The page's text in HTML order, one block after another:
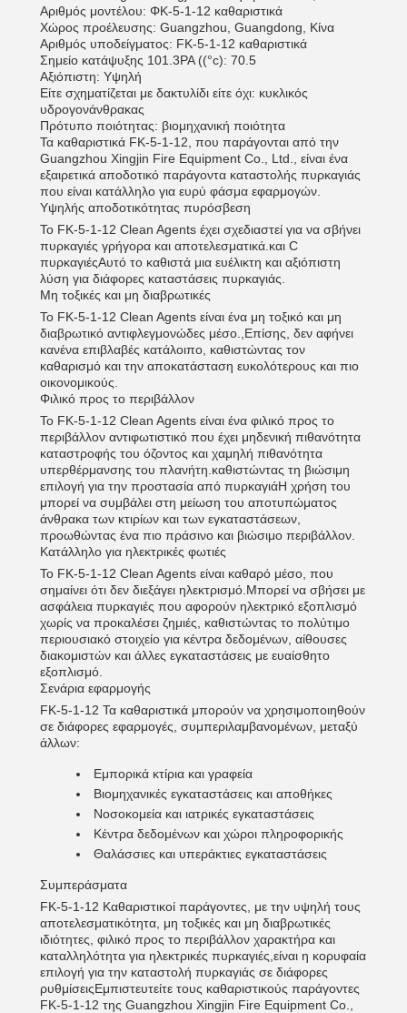
Αριθμός μοντέλου: ΦΚ-5-1-12 καθαριστικά
Χώρος προέλευσης: Guangzhou, Guangdong, Κίνα
Αριθμός υποδείγματος: FK-5-1-12 καθαριστικά
Σημείο κατάψυξης 101.3PA ((°c): 70.5
Αξιόπιστη: Υψηλή
Είτε σχηματίζεται με δακτυλίδι είτε όχι: κυκλικός
υδρογονάνθρακας
Πρότυπο ποιότητας: βιομηχανική ποιότητα
Τα καθαριστικά FK-5-1-12, που παράγονται από την
Guangzhou Xingjin Fire Equipment Co., Ltd., είναι ένα
εξαιρετικά αποδοτικό παράγοντα καταστολής πυρκαγιάς
που είναι κατάλληλο για ευρύ φάσμα εφαρμογών.
Υψηλής αποδοτικότητας πυρόσβεση
Το FK-5-1-12 Clean Agents έχει σχεδιαστεί για να σβήνει
πυρκαγιές γρήγορα και αποτελεσματικά.και C
πυρκαγιέςΑυτό το καθιστά μια ευέλικτη και αξιόπιστη
λύση για διάφορες καταστάσεις πυρκαγιάς.
Μη τοξικές και μη διαβρωτικές
Το FK-5-1-12 Clean Agents είναι ένα μη τοξικό και μη
διαβρωτικό αντιφλεγμονώδες μέσο.,Επίσης, δεν αφήνει
κανένα επιβλαβές κατάλοιπο, καθιστώντας τον
καθαρισμό και την αποκατάσταση ευκολότερους και πιο
οικονομικούς.
Φιλικό προς το περιβάλλον
Το FK-5-1-12 Clean Agents είναι ένα φιλικό προς το
περιβάλλον αντιφωτιστικό που έχει μηδενική πιθανότητα
καταστροφής του όζοντος και χαμηλή πιθανότητα
υπερθέρμανσης του πλανήτη.καθιστώντας τη βιώσιμη
επιλογή για την προστασία από πυρκαγιάΗ χρήση του
μπορεί να συμβάλει στη μείωση του αποτυπώματος
άνθρακα των κτιρίων και των εγκαταστάσεων,
προωθώντας ένα πιο πράσινο και βιώσιμο περιβάλλον.
Κατάλληλο για ηλεκτρικές φωτιές
Το FK-5-1-12 Clean Agents είναι καθαρό μέσο, που
σημαίνει ότι δεν διεξάγει ηλεκτρισμό.Μπορεί να σβήσει με
ασφάλεια πυρκαγιές που αφορούν ηλεκτρικό εξοπλισμό
χωρίς να προκαλέσει ζημιές, καθιστώντας το πολύτιμο
περιουσιακό στοιχείο για κέντρα δεδομένων, αίθουσες
διακομιστών και άλλες εγκαταστάσεις με ευαίσθητο
εξοπλισμό.
Σενάρια εφαρμογής
FK-5-1-12 Τα καθαριστικά μπορούν να χρησιμοποιηθούν
σε διάφορες εφαρμογές, συμπεριλαμβανομένων, μεταξύ
άλλων:
Εμπορικά κτίρια και γραφεία
Βιομηχανικές εγκαταστάσεις και αποθήκες
Νοσοκομεία και ιατρικές εγκαταστάσεις
Κέντρα δεδομένων και χώροι πληροφορικής
Θαλάσσιες και υπεράκτιες εγκαταστάσεις
Συμπεράσματα
FK-5-1-12 Καθαριστικοί παράγοντες, με την υψηλή τους
αποτελεσματικότητα, μη τοξικές και μη διαβρωτικές
ιδιότητες, φιλικό προς το περιβάλλον χαρακτήρα και
καταλληλότητα για ηλεκτρικές πυρκαγιές,είναι η κορυφαία
επιλογή για την καταστολή πυρκαγιάς σε διάφορες
ρυθμίσειςΕμπιστευτείτε τους καθαριστικούς παράγοντες
FK-5-1-12 της Guangzhou Xingjin Fire Equipment Co.,